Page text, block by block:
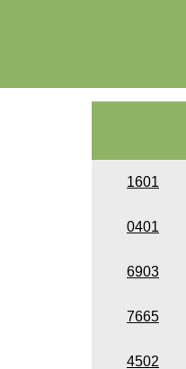
1601
0401
6903
7665
4502